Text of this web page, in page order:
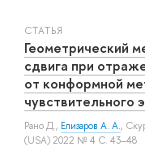
СТАТЬЯ
Геометрический
сдвига при
от конформной
чувствительного
Рано Д., Елизаров А. А.,
(USA) 2022 № 4 С. 43–48